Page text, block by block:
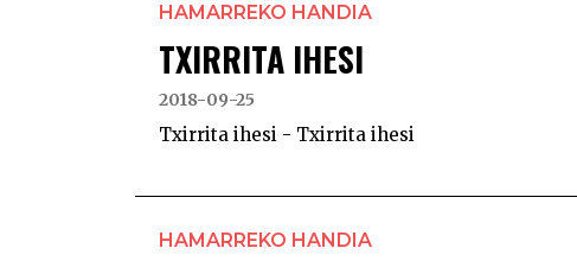
HAMARREKO HANDIA
TXIRRITA IHESI
2018-09-25
Txirrita ihesi - Txirrita ihesi
HAMARREKO HANDIA